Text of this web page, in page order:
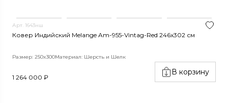
Арт. 1643нш
Ковер Индийский Melange Am-955-Vintag-Red 246x302 см
Размер: 250x300Материал: Шерсть и Шелк
1 264 000 ₽
В корзину